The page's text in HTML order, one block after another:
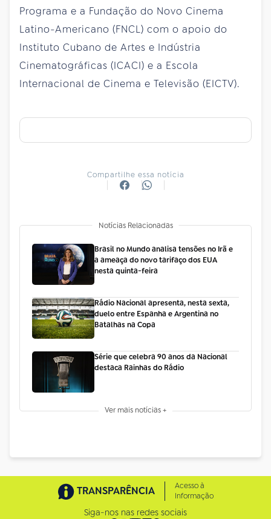
Programa e a Fundação do Novo Cinema
Latino-Americano (FNCL) com o apoio do
Instituto Cubano de Artes e Indústria
Cinematográficas (ICACI) e a Escola
Internacional de Cinema e Televisão (EICTV).
Compartilhe essa notícia
Notícias Relacionadas
Brasil no Mundo analisa tensões no Irã e
a ameaça do novo tarifaço dos EUA
nesta quinta-feira
Rádio Nacional apresenta, nesta sexta,
duelo entre Espanha e Argentina no
Batalhas na Copa
Série que celebra 90 anos da Nacional
destaca Rainhas do Rádio
Ver mais notícias +
TRANSPARÊNCIA
Acesso à
Informação
Siga-nos nas redes sociais